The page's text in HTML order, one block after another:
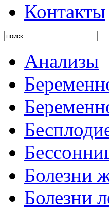
Контакты
Анализы
Болезни
Болезни